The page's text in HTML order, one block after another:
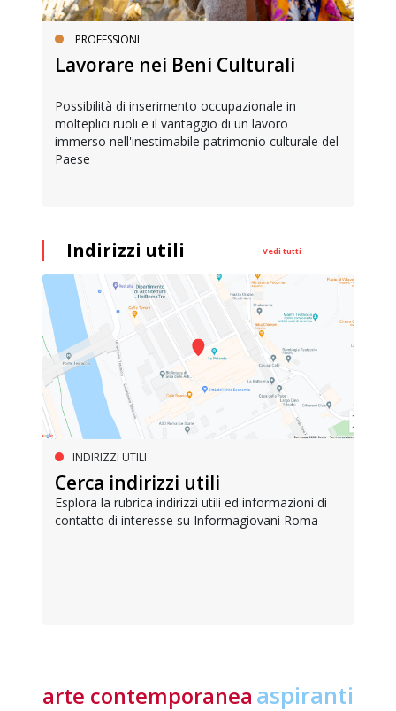
PROFESSIONI
Lavorare nei Beni Culturali
Possibilità di inserimento occupazionale in
molteplici ruoli e il vantaggio di un lavoro
immerso nell'inestimabile patrimonio culturale del
Paese
Indirizzi utili Vedi tutti
INDIRIZZI UTILI
Cerca indirizzi utili
Esplora la rubrica indirizzi utili ed informazioni di
contatto di interesse su Informagiovani Roma
arte contemporanea aspiranti